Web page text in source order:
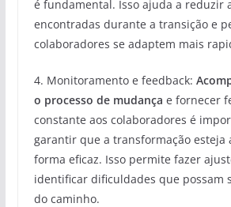
é fundamental. Isso ajuda a reduzir
encontradas durante a transição e
colaboradores se adaptem mais
4. Monitoramento e feedback:
o processo de mudança e fornecer
constante aos colaboradores é
garantir que a transformação esteja
forma eficaz. Isso permite fazer
identificar dificuldades que possam
do caminho.